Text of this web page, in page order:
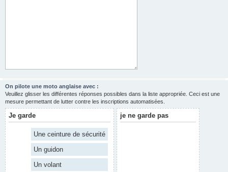
On pilote une moto anglaise avec :
Veuillez glisser les différentes réponses possibles dans la liste appropriée. Ceci est une
mesure permettant de lutter contre les inscriptions automatisées.
Je garde
Une ceinture de sécurité
Un guidon
Un volant
je ne garde pas